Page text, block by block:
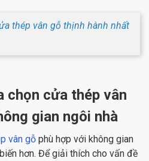
thép vân gỗ thịnh hành nhất
chọn cửa thép vân
gian ngôi nhà
vân gỗ phù hợp với không gian
hơn. Để giải thích cho vấn đề